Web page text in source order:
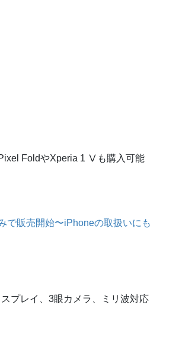
FoldやXperia 1 Ⅴも購入可能
で販売開始〜iPhoneの取扱いにも
プレイ、3眼カメラ、ミリ波対応